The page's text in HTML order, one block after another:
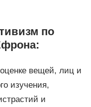
по
вещей, лиц и
изучения,
и